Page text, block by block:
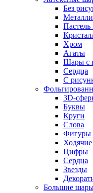
Без
Хром
Агаты
Шары с
Сердца
С
3D-
Буквы
Круги
Слова
Фигуры
Цифры
Сердца
Звезды
Большие